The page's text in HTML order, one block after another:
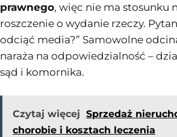
prawnego, więc nie ma stosunku
roszczenie o wydanie rzeczy.
odciąć media?” Samowolne
naraża na odpowiedzialność –
sąd i komornika.
Czytaj więcej Sprzedaż
chorobie i kosztach leczenia